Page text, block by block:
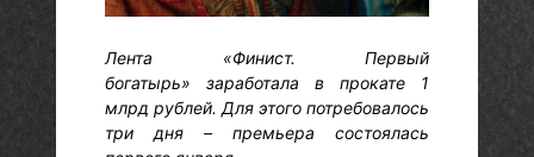
Лента «Финист. Первый
богатырь» заработала в прокате 1
млрд рублей. Для этого потребовалось
три дня – премьера состоялась